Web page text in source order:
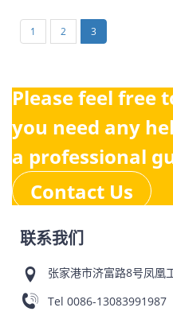
1 2 3
Please feel free
you need any
a professional
Contact Us
联系我们
张家港市济富路8号凤凰
Tel 0086-13083991987